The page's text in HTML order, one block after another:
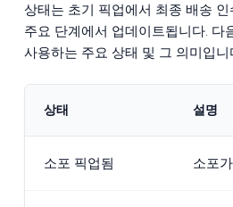
상태는 초기 픽업에서 최종 배송
주요 단계에서 업데이트됩니다. 다
사용하는 주요 상태 및 그 의미입니
상태 설명
소포 픽업됨 소포